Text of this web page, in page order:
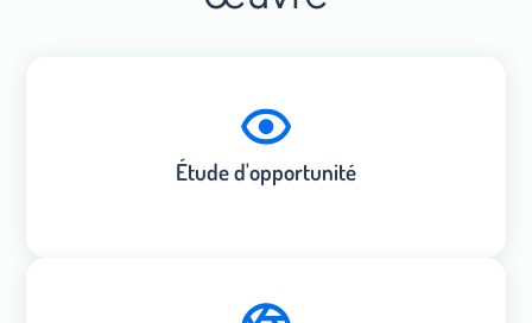
Étude d'opportunité